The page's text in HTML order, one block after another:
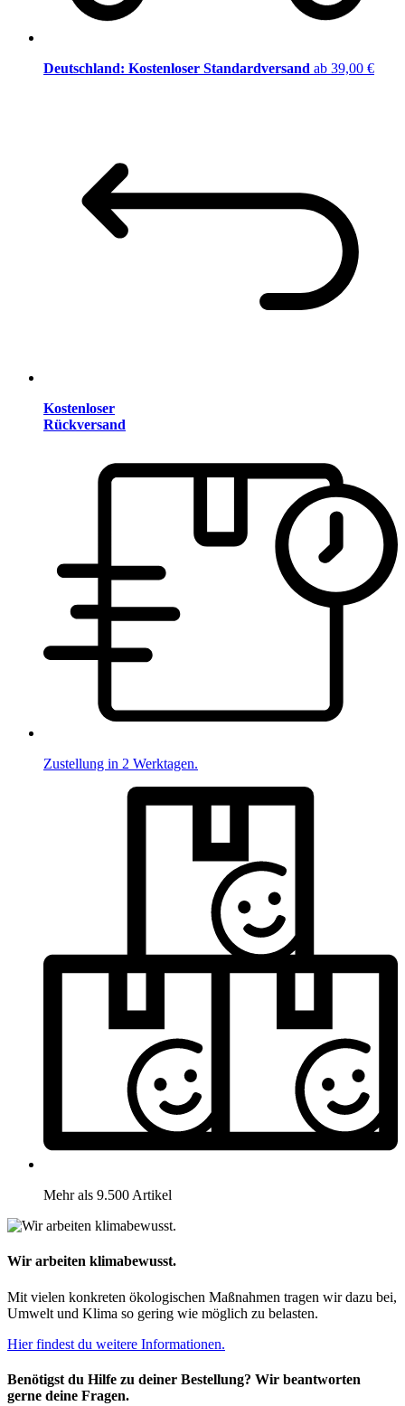
Deutschland: Kostenloser Standardversand ab 39,00 €
Kostenloser
Rückversand
Zustellung in 2 Werktagen.
Mehr als 9.500 Artikel
Wir arbeiten klimabewusst.
Mit vielen konkreten ökologischen Maßnahmen tragen wir dazu bei,
Umwelt und Klima so gering wie möglich zu belasten.
Hier findest du weitere Informationen.
Benötigst du Hilfe zu deiner Bestellung? Wir beantworten
gerne deine Fragen.